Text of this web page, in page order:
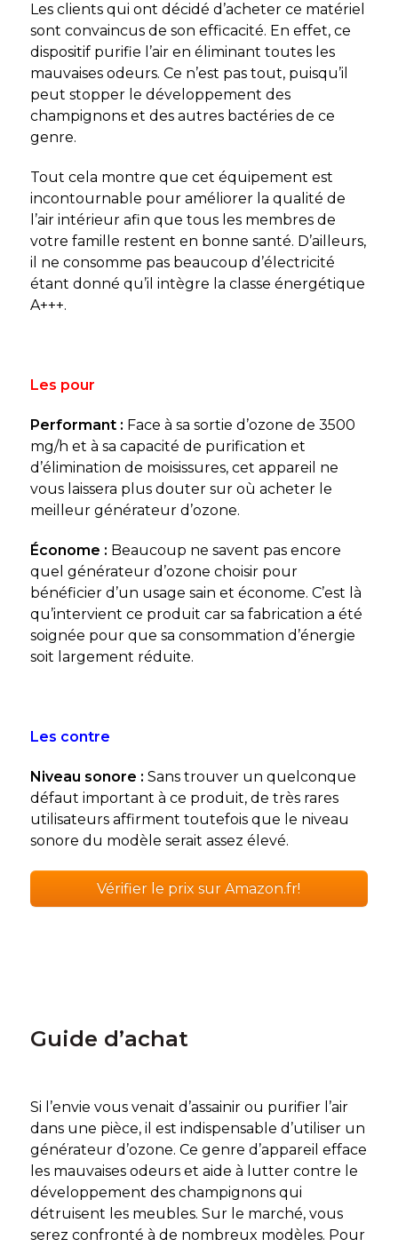
Les clients qui ont décidé d’acheter ce matériel
sont convaincus de son efficacité. En effet, ce
dispositif purifie l’air en éliminant toutes les
mauvaises odeurs. Ce n’est pas tout, puisqu’il
peut stopper le développement des
champignons et des autres bactéries de ce
genre.
Tout cela montre que cet équipement est
incontournable pour améliorer la qualité de
l’air intérieur afin que tous les membres de
votre famille restent en bonne santé. D’ailleurs,
il ne consomme pas beaucoup d’électricité
étant donné qu’il intègre la classe énergétique
A+++.
Les pour
Performant : Face à sa sortie d’ozone de 3500
mg/h et à sa capacité de purification et
d’élimination de moisissures, cet appareil ne
vous laissera plus douter sur où acheter le
meilleur générateur d’ozone.
Économe : Beaucoup ne savent pas encore
quel générateur d’ozone choisir pour
bénéficier d’un usage sain et économe. C’est là
qu’intervient ce produit car sa fabrication a été
soignée pour que sa consommation d’énergie
soit largement réduite.
Les contre
Niveau sonore : Sans trouver un quelconque
défaut important à ce produit, de très rares
utilisateurs affirment toutefois que le niveau
sonore du modèle serait assez élevé.
Vérifier le prix sur Amazon.fr!
Guide d’achat
Si l’envie vous venait d’assainir ou purifier l’air
dans une pièce, il est indispensable d’utiliser un
générateur d’ozone. Ce genre d’appareil efface
les mauvaises odeurs et aide à lutter contre le
développement des champignons qui
détruisent les meubles. Sur le marché, vous
serez confronté à de nombreux modèles. Pour